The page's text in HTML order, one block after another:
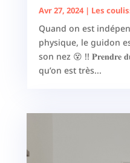
Avr 27, 2024| Les
Quand on est
physique, le guidon
son nez 😵 !! 𝐏𝐫𝐞𝐧𝐝𝐫𝐞 𝐝𝐮
qu’on est très...